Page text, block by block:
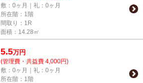
敷：0ヶ月｜礼：0ヶ月
所在階：1階
間取り：1R
面積：14.28㎡
5.5万円
(管理費・共益費 4,000円)
敷：0ヶ月｜礼：0ヶ月
所在階：1階